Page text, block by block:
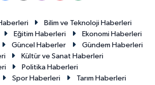
Bilim ve Teknoloji Haberleri
Eğitim Haberleri
Ekonomi Haberleri
Güncel Haberler
Gündem Haberleri
Kültür ve Sanat Haberleri
Politika Haberleri
Spor Haberleri
Tarım Haberleri